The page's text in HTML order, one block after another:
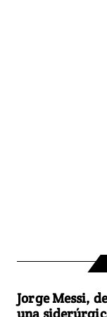
Jorge Messi,